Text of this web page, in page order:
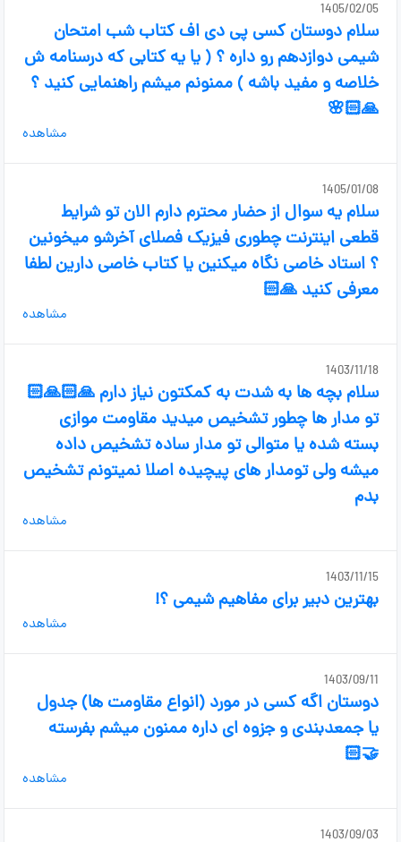
1405/02/05
سلام دوستان کسی پی دی اف کتاب شب امتحان
شیمی دوازدهم رو داره ؟ ( یا یه کتابی که درسنامه ش
خلاصه و مفید باشه ) ممنونم میشم راهنمایی کنید ؟
🙏🏻🌸
مشاهده
1405/01/08
سلام یه سوال از حضار محترم دارم الان تو شرایط
قطعی اینترنت چطوری فیزیک فصلای آخرشو میخونین
؟ استاد خاصی نگاه میکنین یا کتاب خاصی دارین لطفا
معرفی کنید 🙏🏻
مشاهده
1403/11/18
سلام بچه ها به شدت به کمکتون نیاز دارم 🙏🏻🙏🏻
تو مدار ها چطور تشخیص میدید مقاومت موازی
بسته شده یا متوالی تو مدار ساده تشخیص داده
میشه ولی تو‌مدار های پیچیده اصلا نمیتونم تشخیص
بدم
مشاهده
1403/11/15
بهترین دبیر برای مفاهیم شیمی ؟!
مشاهده
1403/09/11
دوستان اگه کسی در مورد (انواع مقاومت ها) جدول
یا جمعدبندی و جزوه ای داره ممنون میشم بفرسته
🤝🏻
مشاهده
1403/09/03